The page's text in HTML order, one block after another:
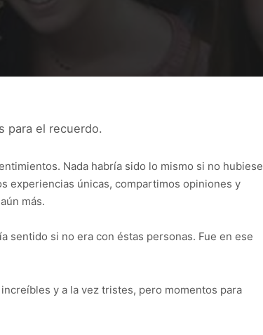
para el recuerdo.
Nada habría sido lo mismo si no hubiese
experiencias únicas, compartimos opiniones y
más.
sentido si no era con éstas personas. Fue en ese
y a la vez tristes, pero momentos para